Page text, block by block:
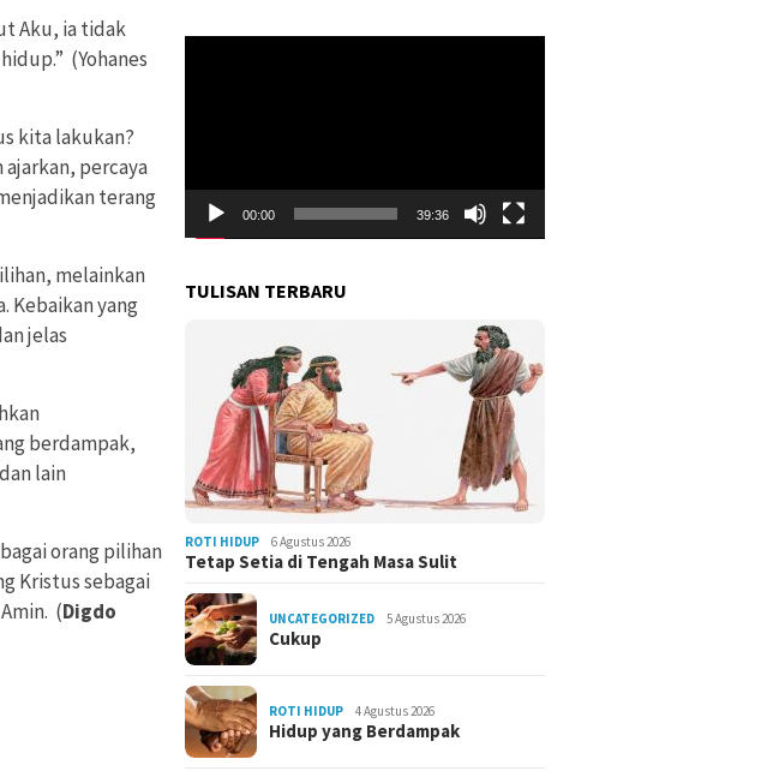
Aku, ia tidak
(Yohanes
kita lakukan?
ajarkan, percaya
terang
melainkan
Kebaikan yang
jelas
berdampak,
lain
orang pilihan
Kristus sebagai
(Digdo
00:00 39:36
TULISAN TERBARU
ROTI HIDUP 6 Agustus 2026
Tetap Setia di Tengah Masa Sulit
UNCATEGORIZED 5 Agustus 2026
Cukup
ROTI HIDUP 4 Agustus 2026
Hidup yang Berdampak